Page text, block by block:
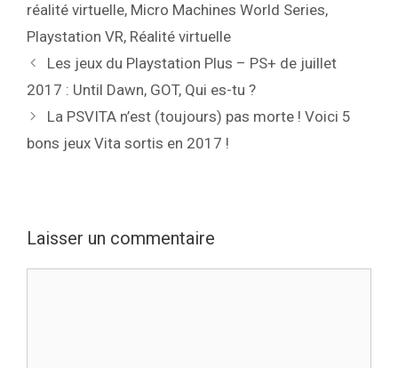
réalité virtuelle, Micro Machines World Series,
Playstation VR, Réalité virtuelle
Les jeux du Playstation Plus – PS+ de juillet
2017 : Until Dawn, GOT, Qui es-tu ?
La PSVITA n’est (toujours) pas morte ! Voici 5
bons jeux Vita sortis en 2017 !
Laisser un commentaire